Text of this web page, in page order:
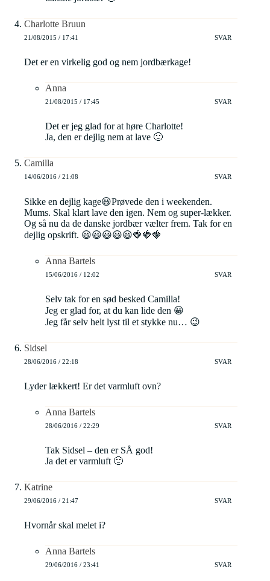
Charlotte Bruun
21/08/2015 / 17:41 SVAR
Det er en virkelig god og nem jordbærkage!
Anna
21/08/2015 / 17:45 SVAR
Det er jeg glad for at høre Charlotte!
Ja, den er dejlig nem at lave 🙂
Camilla
14/06/2016 / 21:08 SVAR
Sikke en dejlig kage😃Prøvede den i weekenden.
Mums. Skal klart lave den igen. Nem og super-lækker.
Og så nu da de danske jordbær vælter frem. Tak for en
dejlig opskrift. 😃😃😃😃😃🍓🍓🍓
Anna Bartels
15/06/2016 / 12:02 SVAR
Selv tak for en sød besked Camilla!
Jeg er glad for, at du kan lide den 😀
Jeg får selv helt lyst til et stykke nu… 😉
Sidsel
28/06/2016 / 22:18 SVAR
Lyder lækkert! Er det varmluft ovn?
Anna Bartels
28/06/2016 / 22:29 SVAR
Tak Sidsel – den er SÅ god!
Ja det er varmluft 🙂
Katrine
29/06/2016 / 21:47 SVAR
Hvornår skal melet i?
Anna Bartels
29/06/2016 / 23:41 SVAR